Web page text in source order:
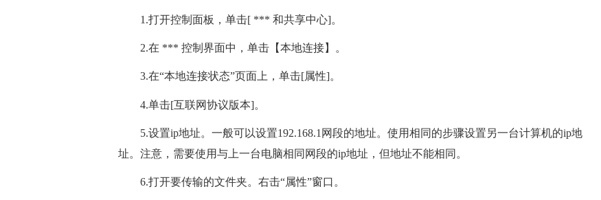
1.打开控制面板，单击[ *** 和共享中心]。
2.在 *** 控制界面中，单击【本地连接】。
3.在“本地连接状态”页面上，单击[属性]。
4.单击[互联网协议版本]。
5.设置ip地址。一般可以设置192.168.1网段的地址。使用相同的步骤设置另一台计算机的ip地
址。注意，需要使用与上一台电脑相同网段的ip地址，但地址不能相同。
6.打开要传输的文件夹。右击“属性”窗口。